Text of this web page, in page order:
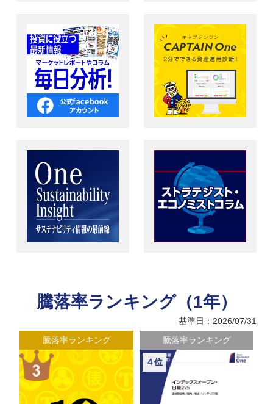
騰落率ランキング（1年）
基準日：2026/07/31
騰落率ランキング 騰落率ランキング
４位